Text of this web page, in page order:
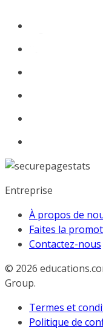
Entreprise
À propos de
Faites la
Contactez-nous
© 2026
Group.
Termes et
Politique de